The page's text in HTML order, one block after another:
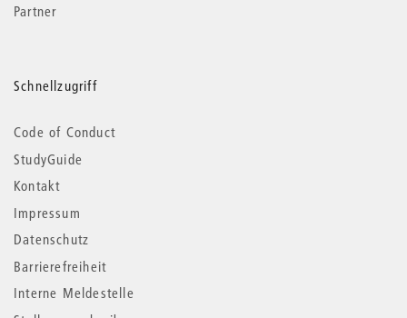
Partner
Schnellzugriff
Code of Conduct
StudyGuide
Kontakt
Impressum
Datenschutz
Barrierefreiheit
Interne Meldestelle